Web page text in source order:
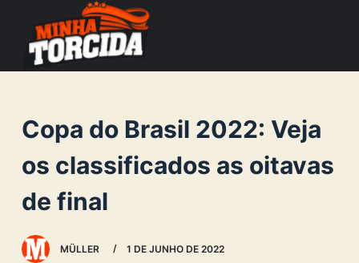
o
o
n
e
Copa do Brasil 2022: Veja
os classificados as oitavas
de final
MÜLLER 1 DE JUNHO DE 2022